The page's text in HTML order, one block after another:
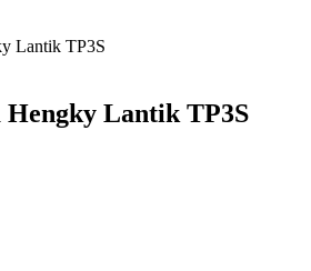
Lantik TP3S
Lantik TP3S